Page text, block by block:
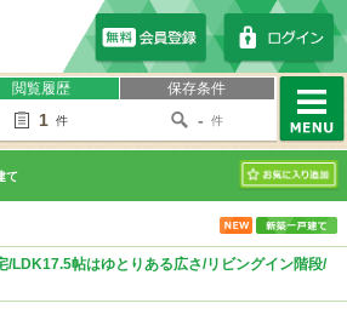
閲覧履歴
1 件
保存条件
- 件
MENU
て
お気に入り
/LDK17.5帖はゆとりある広さ/リビングイン階段/